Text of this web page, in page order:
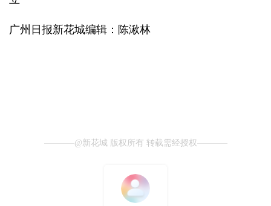
广州日报新花城编辑：陈湫林
@新花城 版权所有 转载需经授权